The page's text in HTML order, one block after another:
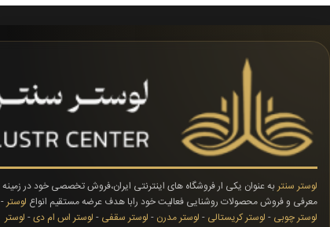
لوستر سنتربه عنوان یکی ار فروشگاه های اینترنتی ایران،فروش تخصصی خود در زمینه
معرفی و فروش محصولات روشنایی فعالیت خود رابا هدف عرضه مستقیم انواع لوستر-
لوستر چوبی - لوستر کریستالی - لوستر مدرن - لوستر سقفی - لوستر اس ام دی- لوستر